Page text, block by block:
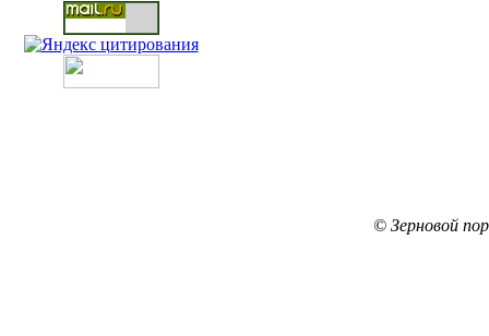
© Зерновой